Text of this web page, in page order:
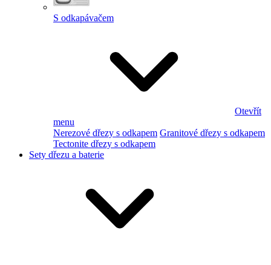
S odkapávačem
Otevřít
menu
Nerezové dřezy s odkapem Granitové dřezy s odkapem
Tectonite dřezy s odkapem
Sety dřezu a baterie